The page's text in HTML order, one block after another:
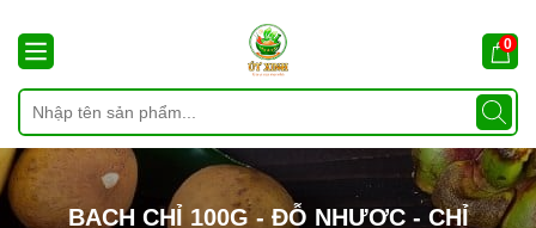
0
BẠCH CHỈ 100G - ĐỖ NHƯỢC - CHỈ